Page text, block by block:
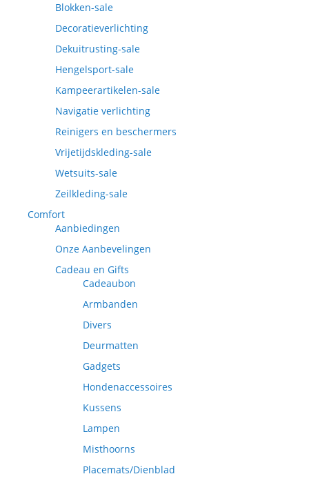
Blokken-sale
Decoratieverlichting
Dekuitrusting-sale
Hengelsport-sale
Kampeerartikelen-sale
Navigatie verlichting
Reinigers en beschermers
Vrijetijdskleding-sale
Wetsuits-sale
Zeilkleding-sale
Comfort
Aanbiedingen
Onze Aanbevelingen
Cadeau en Gifts
Cadeaubon
Armbanden
Divers
Deurmatten
Gadgets
Hondenaccessoires
Kussens
Lampen
Misthoorns
Placemats/Dienblad